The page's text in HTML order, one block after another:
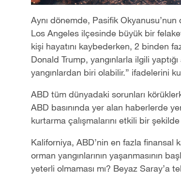
Aynı dönemde, Pasifik Okyanusu’nun
Los Angeles ilçesinde büyük bir
kişi hayatını kaybederken, 2 binden
Donald Trump, yangınlarla ilgili
yangınlardan biri olabilir.” ifadelerini
ABD tüm dünyadaki sorunları
ABD basınında yer alan haberlerde
kurtarma çalışmalarını etkili bir
Kaliforniya, ABD’nin en fazla finansal
orman yangınlarının yaşanmasının
yeterli olmaması mı? Beyaz Saray’a